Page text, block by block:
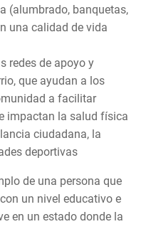
(alumbrado, banquetas,
una calidad de vida
redes de apoyo y
que ayudan a los
a facilitar
impactan la salud física
ciudadana, la
deportivas
de una persona que
un nivel educativo e
en un estado donde la